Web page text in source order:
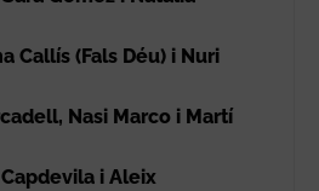
Callís (Fals Déu) i Nuri
Nasi Marco i Martí
i Aleix